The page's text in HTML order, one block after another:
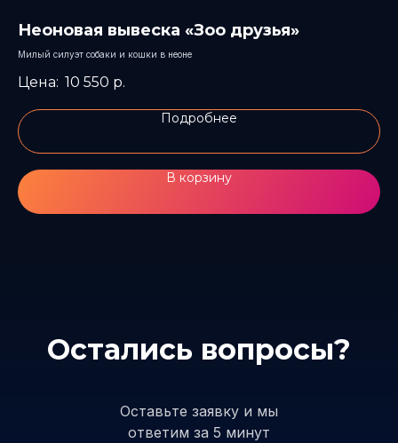
Неоновая вывеска «Зоо друзья»
Милый силуэт собаки и кошки в неоне
10 550 р.
Подробнее
В корзину
Остались вопросы?
Оставьте заявку и мы
ответим за 5 минут